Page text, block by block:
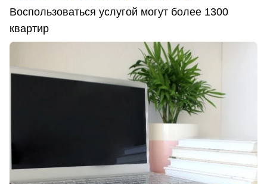
Воспользоваться услугой могут более 1300
квартир